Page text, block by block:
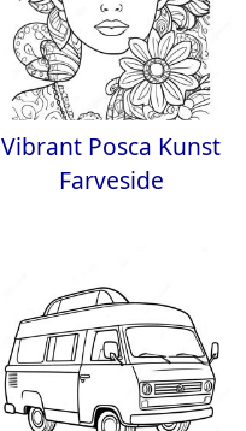
Vibrant Posca Kunst
Farveside